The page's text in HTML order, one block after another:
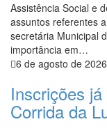
Assistência Social e
assuntos referentes
secretária Municipal
importância em…
6 de agosto de 2026
Inscrições
Corrida da